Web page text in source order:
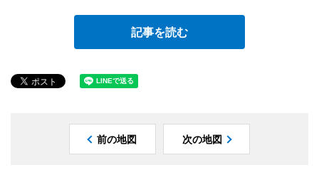
記事を読む
前の地図 次の地図